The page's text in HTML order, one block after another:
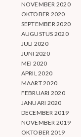
NOVEMBER 2020
OKTOBER 2020
SEPTEMBER 2020
AUGUSTUS 2020
JULI 2020
JUNI 2020
MEI 2020
APRIL 2020
MAART 2020
FEBRUARI 2020
JANUARI 2020
DECEMBER 2019
NOVEMBER 2019
OKTOBER 2019